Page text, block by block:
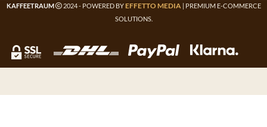
KAFFEETRAUM 2024 - POWERED BY EFFETTO MEDIA | PREMIUM E-COMMERCE
SOLUTIONS.